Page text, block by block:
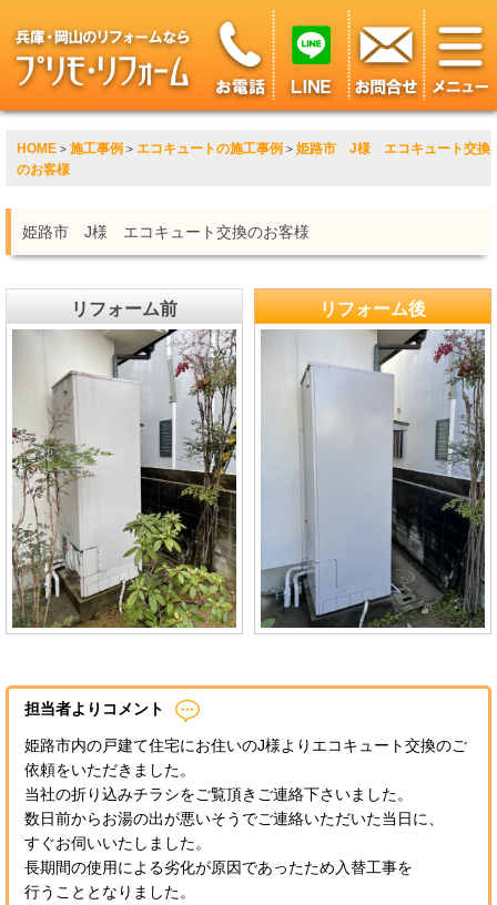
HOME > 施工事例 > エコキュートの施工事例 > 姫路市 J様 エコキュート交換
のお客様
姫路市 J様 エコキュート交換のお客様
リフォーム前 リフォーム後
担当者よりコメント
姫路市内の戸建て住宅にお住いのJ様よりエコキュート交換のご
依頼をいただきました。
当社の折り込みチラシをご覧頂きご連絡下さいました。
数日前からお湯の出が悪いそうでご連絡いただいた当日に、
すぐお伺いいたしました。
長期間の使用による劣化が原因であったため入替工事を
行うこととなりました。